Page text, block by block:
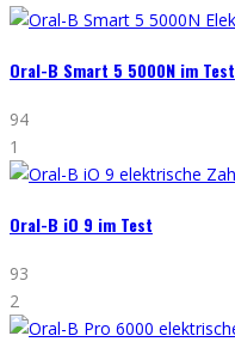
Oral-B Smart 5 5000N im Test
94
1
Oral-B iO 9 im Test
93
2